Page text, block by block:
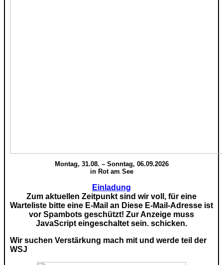
Montag, 31.08. – Sonntag, 06.09.2026
in Rot am See
Einladung
Zum aktuellen Zeitpunkt sind wir voll, für eine
Warteliste bitte eine E-Mail an Diese E-Mail-Adresse ist
vor Spambots geschützt! Zur Anzeige muss
JavaScript eingeschaltet sein. schicken.
Wir suchen Verstärkung mach mit und werde teil der
WSJ